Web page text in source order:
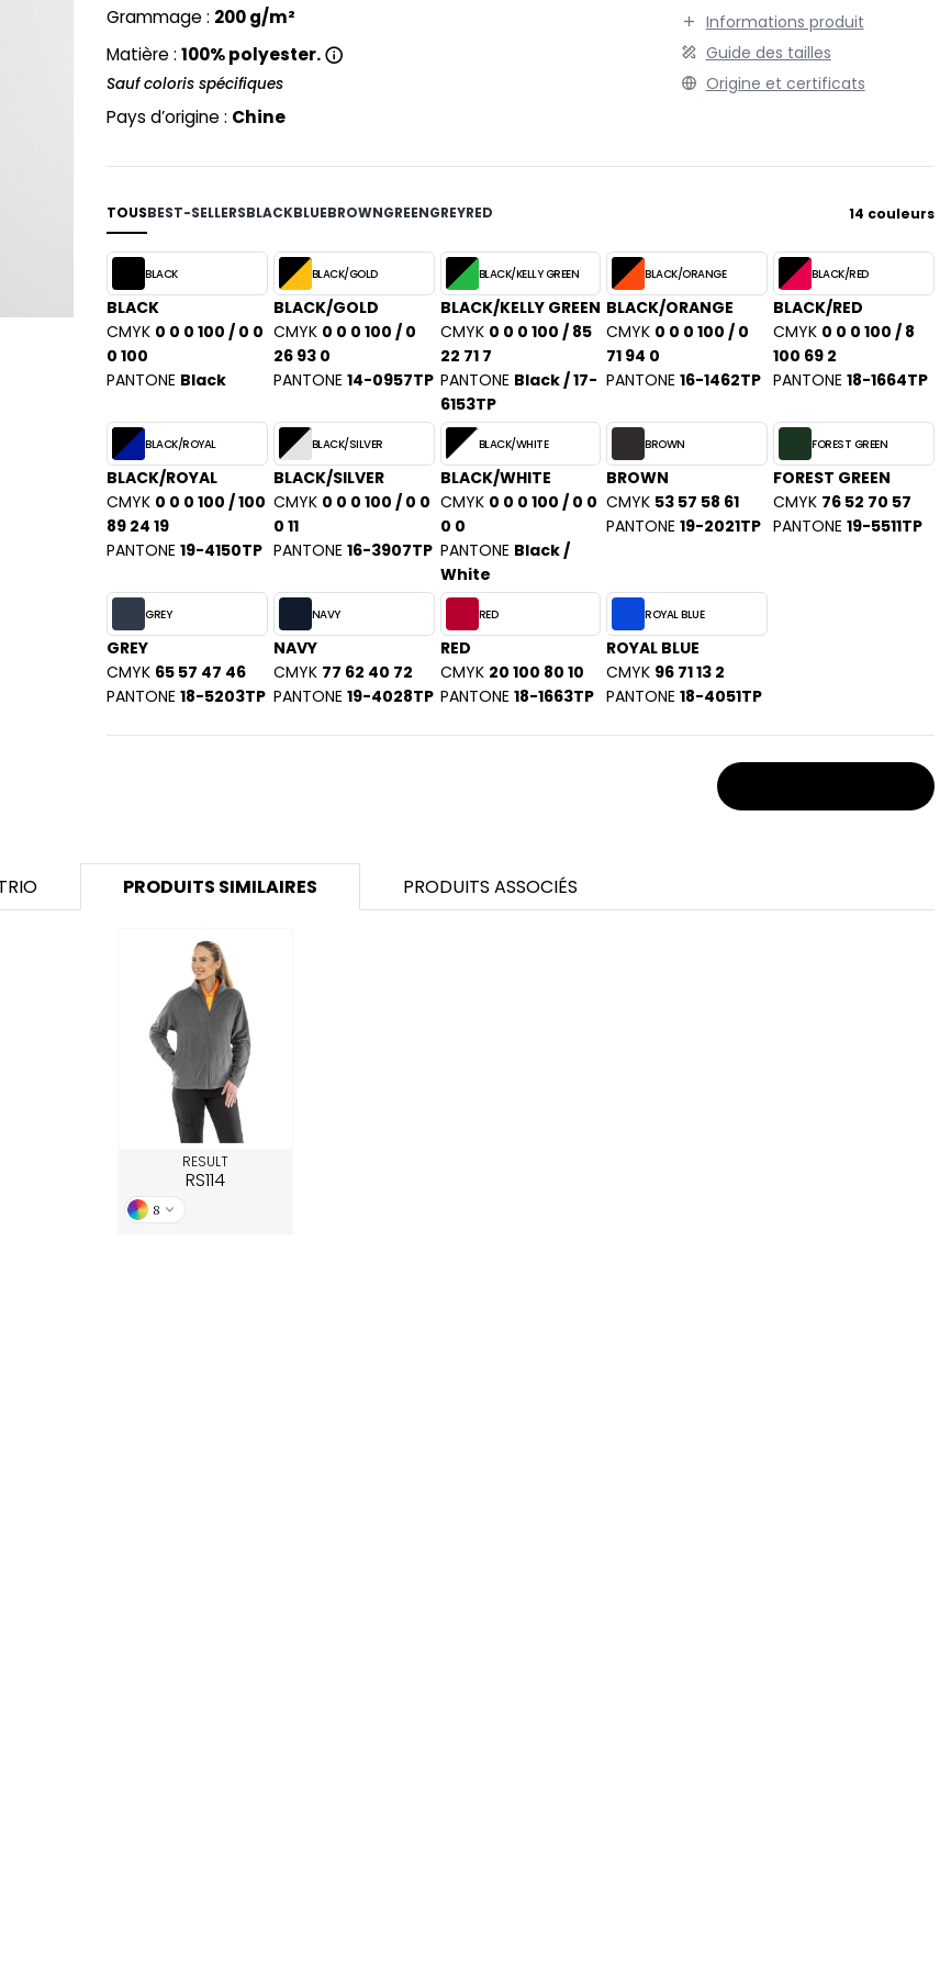
SPORT
Grammage : 200 g/m²
Matière : 100% polyester.
Sauf coloris spécifiques
Pays d’origine : Chine
Informations produit
Guide des tailles
Origine et certificats
TOUSBEST-SELLERSBLACKBLUEBROWNGREENGREYRED 14 couleurs
BLACK
BLACK
CMYK 0 0 0 100 / 0 0
0 100
PANTONE Black
BLACK/GOLD
BLACK/GOLD
CMYK 0 0 0 100 / 0
26 93 0
PANTONE 14-0957TP
BLACK/KELLY GREEN
BLACK/KELLY GREEN
CMYK 0 0 0 100 / 85
22 71 7
PANTONE Black / 17-
6153TP
BLACK/ORANGE
BLACK/ORANGE
CMYK 0 0 0 100 / 0
71 94 0
PANTONE 16-1462TP
BLACK/RED
BLACK/RED
CMYK 0 0 0 100 / 8
100 69 2
PANTONE 18-1664TP
BLACK/ROYAL
BLACK/ROYAL
CMYK 0 0 0 100 / 100
89 24 19
PANTONE 19-4150TP
BLACK/SILVER
BLACK/SILVER
CMYK 0 0 0 100 / 0 0
0 11
PANTONE 16-3907TP
BLACK/WHITE
BLACK/WHITE
CMYK 0 0 0 100 / 0 0
0 0
PANTONE Black /
White
BROWN
BROWN
CMYK 53 57 58 61
PANTONE 19-2021TP
FOREST GREEN
FOREST GREEN
CMYK 76 52 70 57
PANTONE 19-5511TP
GREY
GREY
CMYK 65 57 47 46
PANTONE 18-5203TP
NAVY
NAVY
CMYK 77 62 40 72
PANTONE 19-4028TP
RED
RED
CMYK 20 100 80 10
PANTONE 18-1663TP
ROYAL BLUE
ROYAL BLUE
CMYK 96 71 13 2
PANTONE 18-4051TP
PRODUITS SIMILAIRES PRODUITS ASSOCIÉS
RESULT
RS114
8